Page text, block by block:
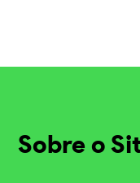
Sobre o